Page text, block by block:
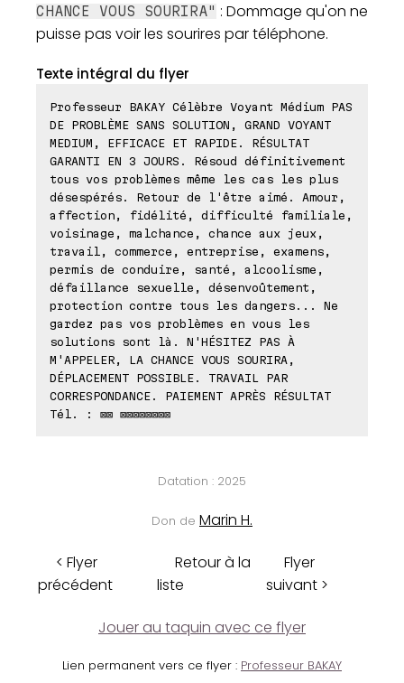
CHANCE VOUS SOURIRA" : Dommage qu'on ne
puisse pas voir les sourires par téléphone.
Texte intégral du flyer
Professeur BAKAY Célèbre Voyant Médium PAS
DE PROBLÈME SANS SOLUTION, GRAND VOYANT
MEDIUM, EFFICACE ET RAPIDE. RÉSULTAT
GARANTI EN 3 JOURS. Résoud définitivement
tous vos problèmes même les cas les plus
désespérés. Retour de l'être aimé. Amour,
affection, fidélité, difficulté familiale,
voisinage, malchance, chance aux jeux,
travail, commerce, entreprise, examens,
permis de conduire, santé, alcoolisme,
défaillance sexuelle, désenvoûtement,
protection contre tous les dangers... Ne
gardez pas vos problèmes en vous les
solutions sont là. N'HÉSITEZ PAS À
M'APPELER, LA CHANCE VOUS SOURIRA,
DÉPLACEMENT POSSIBLE. TRAVAIL PAR
CORRESPONDANCE. PAIEMENT APRÈS RÉSULTAT
Tél. : ⊠⊠ ⊠⊠⊠⊠⊠⊠⊠⊠
Datation : 2025
Don de Marin H.
< Flyer
précédent
Retour à la
liste
Flyer
suivant >
Jouer au taquin avec ce flyer
Lien permanent vers ce flyer : Professeur BAKAY